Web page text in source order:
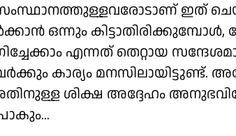
ഇത്
ഒന്നും കിട്ടാതിരിക്കുമ്പോൾ,
എന്നത് തെറ്റായ
കാര്യം മനസിലായിട്ടുണ്ട്.
ശിക്ഷ അദ്ദേഹം